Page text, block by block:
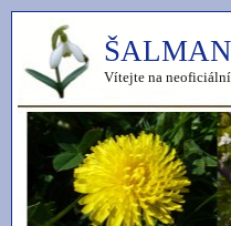
Vítejte na